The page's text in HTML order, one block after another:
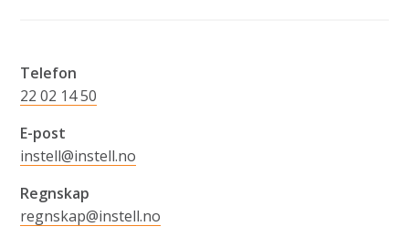
Telefon
22 02 14 50
E-post
instell@instell.no
Regnskap
regnskap@instell.no